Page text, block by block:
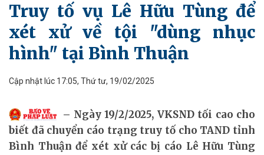
Truy tố vụ Lê Hữu Tùng để
xét xử về tội "dùng nhục
hình" tại Bình Thuận
Cập nhật lúc 17:05, Thứ tư, 19/02/2025
Ngày 19/2/2025, VKSND tối cao cho
biết đã chuyển cáo trạng truy tố cho TAND tỉnh
Bình Thuận để xét xử các bị cáo Lê Hữu Tùng